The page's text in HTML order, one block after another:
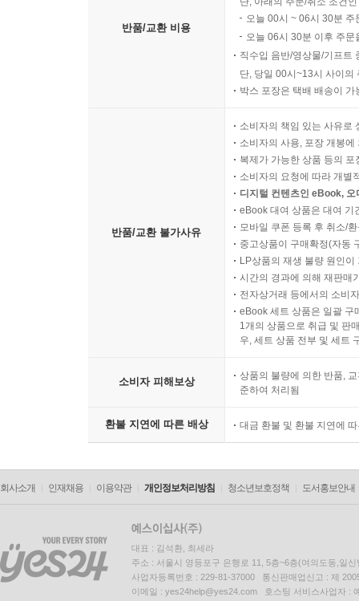
반품/교환 비용
오늘 00시 ~ 06시 30분
오늘 06시 30분 이후 주
직수입 음반/영상물/기프트
단, 당일 00시~13시 사이의
박스 포장은 택배 배송이
반품/교환 불가사유
소비자의 책임 있는 사유로
소비자의 사용, 포장 개봉
복제가 가능한 상품 등의
소비자의 요청에 따라 개별
디지털 컨텐츠인 eBook,
eBook 대여 상품은 대여 기
모바일 쿠폰 등록 후 취소/
중고상품이 구매확정(자동
LP상품의 재생 불량 원인
시간의 경과에 의해 재판매
전자상거래 등에서의 소비
eBook 세트 상품은 일괄 구
1개의 상품으로 취급 및 판
우, 세트 상품 전부 및 세트
소비자 피해보상
상품의 불량에 의한 반품,
준하여 처리됨
환불 지연에 따른 배상 대금 환불 및 환불 지연에
회사소개 인재채용 이용약관 개인정보처리방침 청소년보호정책 도서홍보안내
대표 : 김석환, 최세라
주소 : 서울시 영등포구 은행로 11, 5층~6층(여의도동,일신
사업자등록번호 : 229-81-37000 통신판매업신고 : 제
이메일 : yes24help@yes24.com 호스팅 서비스사업자 :